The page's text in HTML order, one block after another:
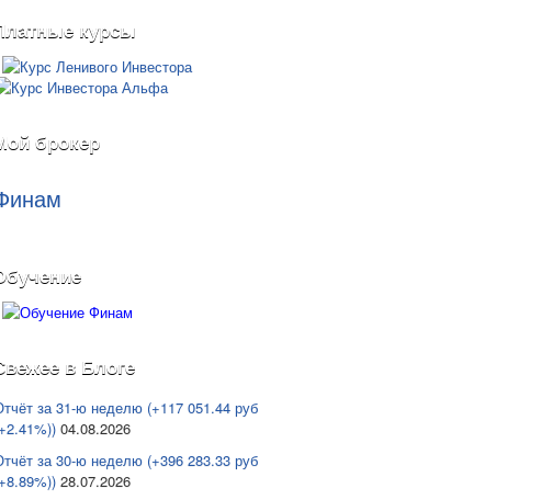
курсы
брокер
в Блоге
за 31-ю неделю (+117 051.44 руб
04.08.2026
за 30-ю неделю (+396 283.33 руб
28.07.2026